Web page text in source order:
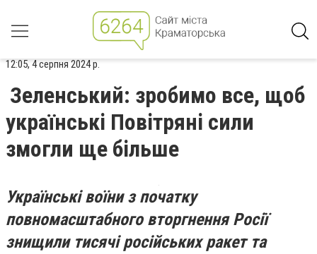
12:05, 4 серпня 2024 р.
Зеленський: зробимо все, щоб
українські Повітряні сили
змогли ще більше
Українські воїни з початку
повномасштабного вторгнення Росії
знищили тисячі російських ракет та